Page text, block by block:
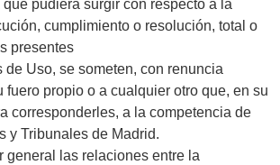
pudiera surgir con respecto a la
cumplimiento o resolución, total o
presentes
de Uso, se someten, con renuncia
fuero propio o a cualquier otro que, en su
corresponderles, a la competencia de
y Tribunales de Madrid.
general las relaciones entre la